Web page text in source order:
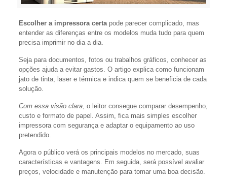
Escolher a impressora certapode parecer complicado, mas
entender as diferenças entre os modelos muda tudo para quem
precisa imprimir no dia a dia.
Seja para documentos, fotos ou trabalhos gráficos, conhecer as
opções ajuda a evitar gastos. O artigo explica como funcionam
jato de tinta, laser e térmica e indica quem se beneficia de cada
solução.
Com essa visão clara, o leitor consegue comparar desempenho,
custo e formato de papel. Assim, fica mais simples escolher
impressora com segurança e adaptar o equipamento ao uso
pretendido.
Agora o público verá os principais modelos no mercado, suas
características e vantagens. Em seguida, será possível avaliar
preços, velocidade e manutenção para tomar uma boa decisão.